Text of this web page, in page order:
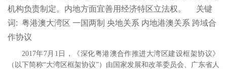
机构负责制定。内地方面宜善用经济特区立法权。
关键
词: 粤港澳大湾区 一国两制 央地关系 内地港澳关系 跨域合
作协议
2017年7月 1 日，《深化粤港澳合作推进大湾区建设框架协议》
（以下简称“大湾区框架协议”）由国家发展和改革委员会、广东省人